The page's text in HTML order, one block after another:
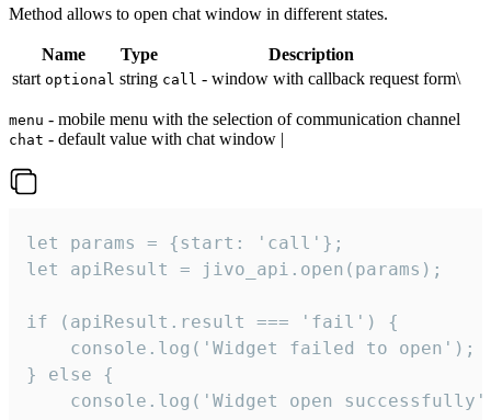
Method allows to open chat window in different states.
Name Type
Description
start optional string call - window with callback request form\
menu - mobile menu with the selection of communication channel
chat - default value with chat window |
let params = {start: 'call'};
let apiResult = jivo_api.open(params);
if (apiResult.result === 'fail') {
    console.log('Widget failed to open');
} else {
console.log('Widget open